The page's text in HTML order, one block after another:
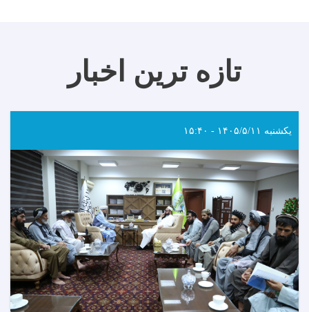
تازه ترین اخبار
یکشنبه ۱۴۰۵/۵/۱۱ - ۱۵:۴۰